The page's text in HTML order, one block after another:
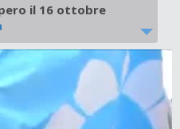
il 16 ottobre